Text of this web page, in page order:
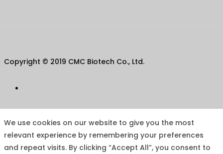
Copyright © 2019 CMC Biotech Co., Ltd.
We use cookies on our website to give you the most
relevant experience by remembering your preferences
and repeat visits. By clicking “Accept All”, you consent to